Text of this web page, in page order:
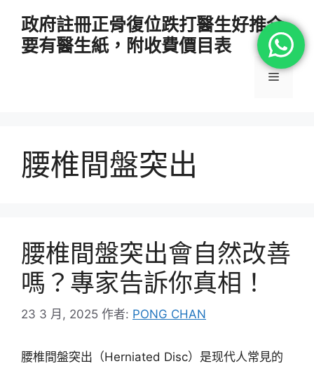
政府註冊正骨復位跌打醫生好推介
要有醫生紙，附收費價目表
選
腰椎間盤突出
腰椎間盤突出會自然改善
嗎？專家告訴你真相！
23 3 月, 2025 作者: PONG CHAN
腰椎間盤突出（Herniated Disc）是现代人常見的